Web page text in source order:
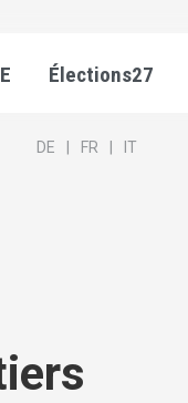
Élections27
DE FR IT